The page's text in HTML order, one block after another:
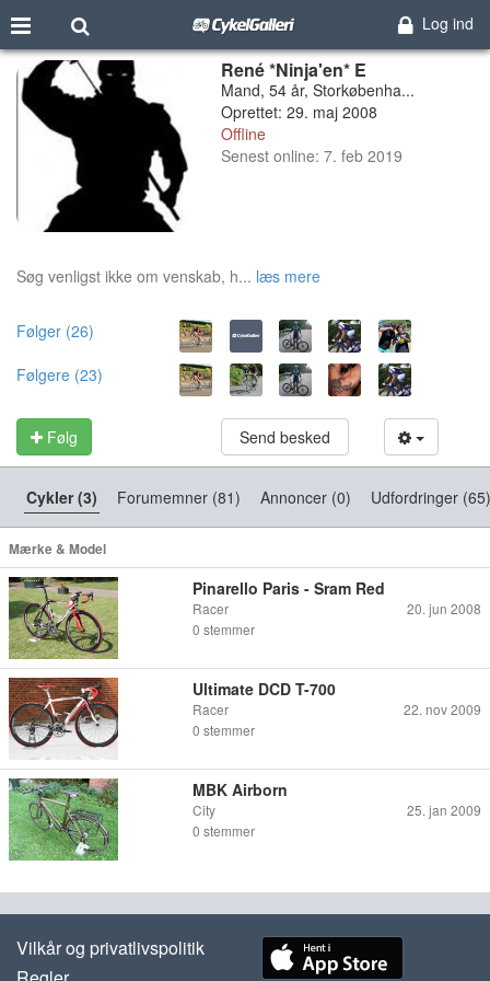
Log ind
René *Ninja'en* E
Mand, 54 år, Storkøbenha...
Oprettet: 29. maj 2008
Offline
Senest online: 7. feb 2019
Søg venligst ikke om venskab, h... læs mere
Følger (26)
Følgere (23)
Følg Send besked
Cykler (3) Forumemner (81) Annoncer (0) Udfordringer (65)
Mærke & Model
Pinarello Paris - Sram Red
Racer
20. jun 2008
0 stemmer
Ultimate DCD T-700
Racer
22. nov 2009
0 stemmer
MBK Airborn
City
25. jan 2009
0 stemmer
Vilkår og privatlivspolitik